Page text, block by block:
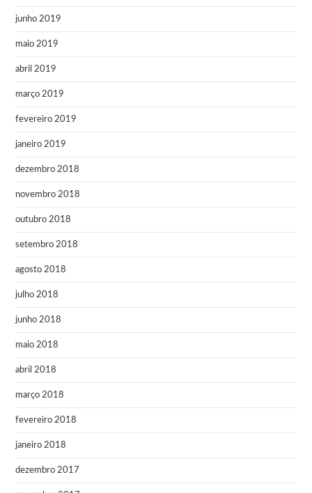
junho 2019
maio 2019
abril 2019
março 2019
fevereiro 2019
janeiro 2019
dezembro 2018
novembro 2018
outubro 2018
setembro 2018
agosto 2018
julho 2018
junho 2018
maio 2018
abril 2018
março 2018
fevereiro 2018
janeiro 2018
dezembro 2017